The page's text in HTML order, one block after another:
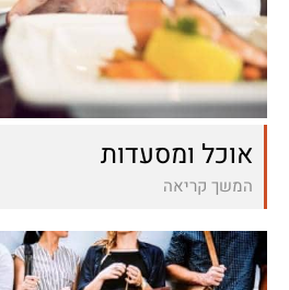
אוכל ומסעדות
המשך קריאה